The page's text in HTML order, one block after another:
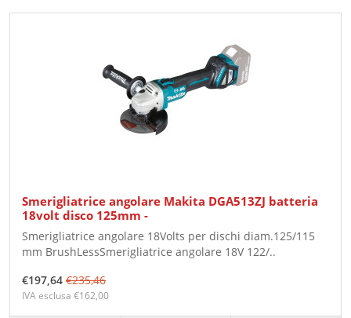
Smerigliatrice angolare Makita DGA513ZJ batteria
18volt disco 125mm -
Smerigliatrice angolare 18Volts per dischi diam.125/115
mm BrushLessSmerigliatrice angolare 18V 122/..
€197,64 €235,46
IVA esclusa €162,00